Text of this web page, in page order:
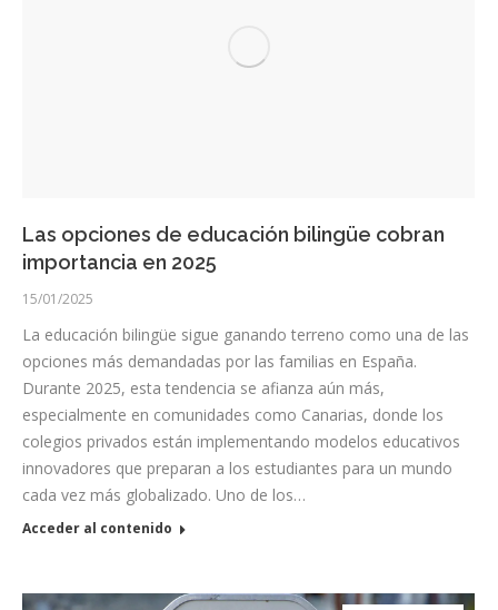
Las opciones de educación bilingüe cobran
importancia en 2025
15/01/2025
La educación bilingüe sigue ganando terreno como una de las
opciones más demandadas por las familias en España.
Durante 2025, esta tendencia se afianza aún más,
especialmente en comunidades como Canarias, donde los
colegios privados están implementando modelos educativos
innovadores que preparan a los estudiantes para un mundo
cada vez más globalizado. Uno de los…
Acceder al contenido